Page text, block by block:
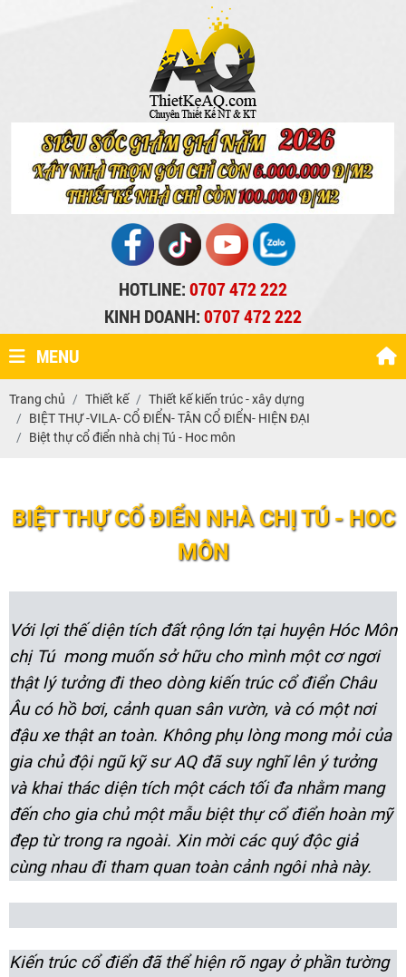
HOTLINE:0707 472 222
KINH DOANH:0707 472 222
MENU
Trang chủ Thiết kế
Thiết kế kiến trúc - xây dựng
BIỆT THỰ -VILA- CỔ ĐIỂN- TÂN CỔ ĐIỂN- HIỆN ĐẠI
Biệt thự cổ điển nhà chị Tú - Hoc môn
BIỆT THỰ CỔ ĐIỂN NHÀ CHỊ TÚ - HOC
MÔN
Với lợi thế diện tích đất rộng lớn tại huyện Hóc Môn
chị Tú mong muốn sở hữu cho mình một cơ ngơi
thật lý tưởng đi theo dòng kiến trúc cổ điển Châu
Âu có hồ bơi, cảnh quan sân vườn, và có một nơi
đậu xe thật an toàn. Không phụ lòng mong mỏi của
gia chủ đội ngũ kỹ sư AQ đã suy nghĩ lên ý tưởng
và khai thác diện tích một cách tối đa nhằm mang
đến cho gia chủ một mẫu biệt thự cổ điển hoàn mỹ
đẹp từ trong ra ngoài. Xin mời các quý độc giả
cùng nhau đi tham quan toàn cảnh ngôi nhà này.
Kiến trúc cổ điển đã thể hiện rõ ngay ở phần tường